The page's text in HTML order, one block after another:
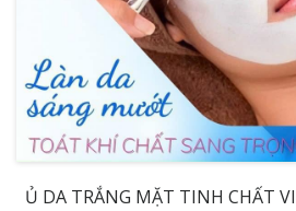
Ủ DA TRẮNG MẶT TINH CHẤT